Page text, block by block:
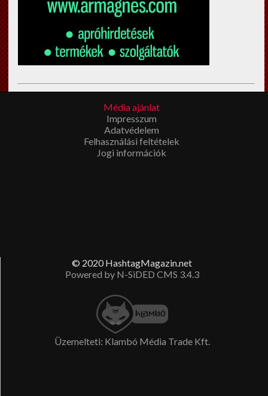
Esküvői filmkészítés Budapesten? Megíbzható,
esküvői videóst keres? Látogasson el a fenti
Média ajánlat
Impresszum
Adatvédelem
Felhasználási feltételek
Jogi információk
© 2020 HashtagMagazin.net
Powered by N-SiDED CMS 3.4.3
Üzemelteti: Klambó Média Trade Kft.